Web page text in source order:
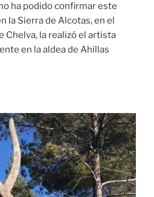
ha podido confirmar este
la Sierra de Alcotas, en el
Chelva, la realizó el artista
en la aldea de Ahillas